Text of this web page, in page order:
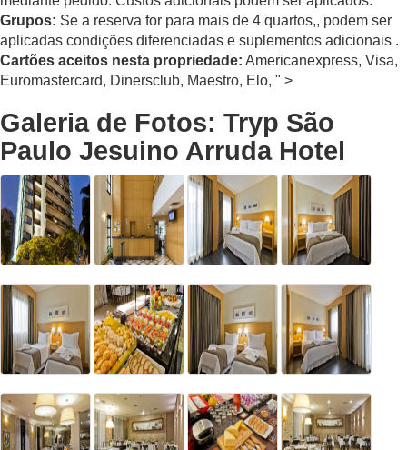
Grupos: Se a reserva for para mais de 4 quartos,, podem ser
aplicadas condições diferenciadas e suplementos adicionais .
Cartões aceitos nesta propriedade: Americanexpress, Visa,
Euromastercard, Dinersclub, Maestro, Elo, " >
Galeria de Fotos: Tryp São
Paulo Jesuino Arruda Hotel